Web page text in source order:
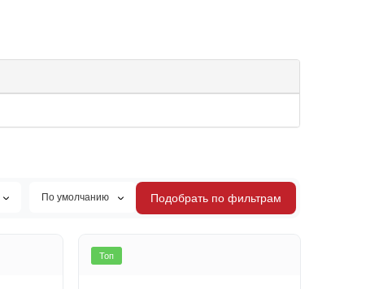
По умолчанию Подобрать по фильтрам
Топ